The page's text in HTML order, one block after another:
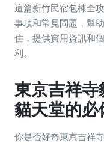
這篇新竹民宿包棟全
事項和常見問題，幫
住，提供實用資訊和
利。
東京吉祥
貓天堂的必
你是否好奇東京吉祥